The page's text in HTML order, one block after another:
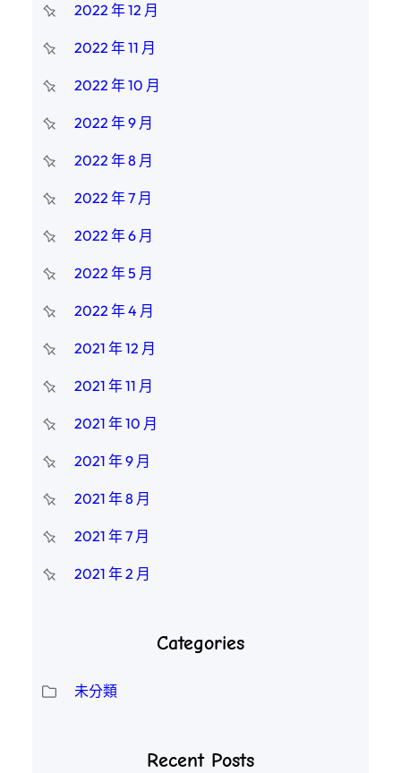
2022 年 12 月
2022 年 11 月
2022 年 10 月
2022 年 9 月
2022 年 8 月
2022 年 7 月
2022 年 6 月
2022 年 5 月
2022 年 4 月
2021 年 12 月
2021 年 11 月
2021 年 10 月
2021 年 9 月
2021 年 8 月
2021 年 7 月
2021 年 2 月
Categories
未分類
Recent Posts